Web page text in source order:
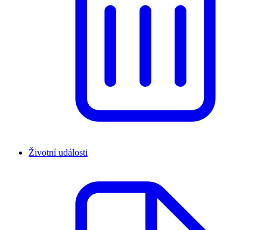
Životní události